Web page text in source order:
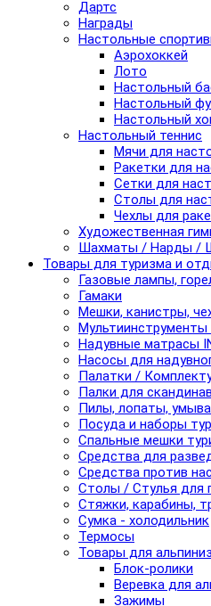
Дартс
Награды
Настольные
Аэрохоккей
Лото
Настольный
Настольный
Настольный
Настольный теннис
Мячи для
Ракетки для
Сетки для
Столы для
Чехлы для
Художественная
Шахматы / Нарды /
Товары для туризма и
Газовые лампы,
Гамаки
Мешки, канистры,
Мультиинструменты
Надувные матрасы
Насосы для
Палатки /
Палки для
Пилы, лопаты,
Посуда и наборы
Спальные мешки
Средства для
Средства против
Столы / Стулья для
Стяжки, карабины,
Сумка - холодильник
Термосы
Товары для
Блок-ролики
Веревка для
Зажимы